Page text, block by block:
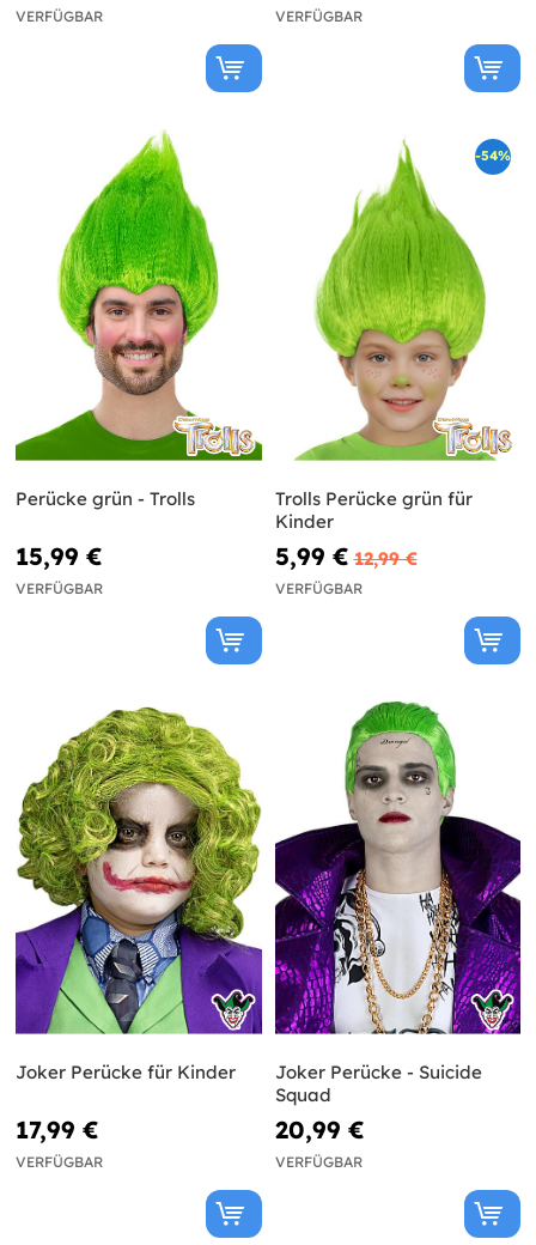
VERFÜGBAR VERFÜGBAR
Perücke grün - Trolls
15,99 €
VERFÜGBAR
-54%
Trolls Perücke grün für
Kinder
5,99 € 12,99 €
VERFÜGBAR
Joker Perücke für Kinder
17,99 €
VERFÜGBAR
Joker Perücke - Suicide
Squad
20,99 €
VERFÜGBAR